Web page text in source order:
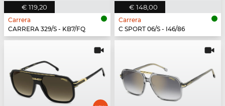
€ 119,20
Carrera
CARRERA 329/S - KB7/FQ
€ 148,00
Carrera
C SPORT 06/S - I46/86